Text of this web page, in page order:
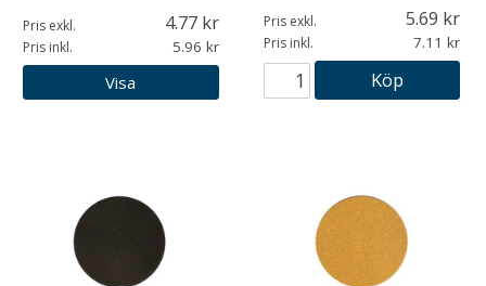
Pris exkl. 4.77
Pris inkl. 5.96
Visa
Pris exkl. 5.69
Pris inkl. 7.11
Köp